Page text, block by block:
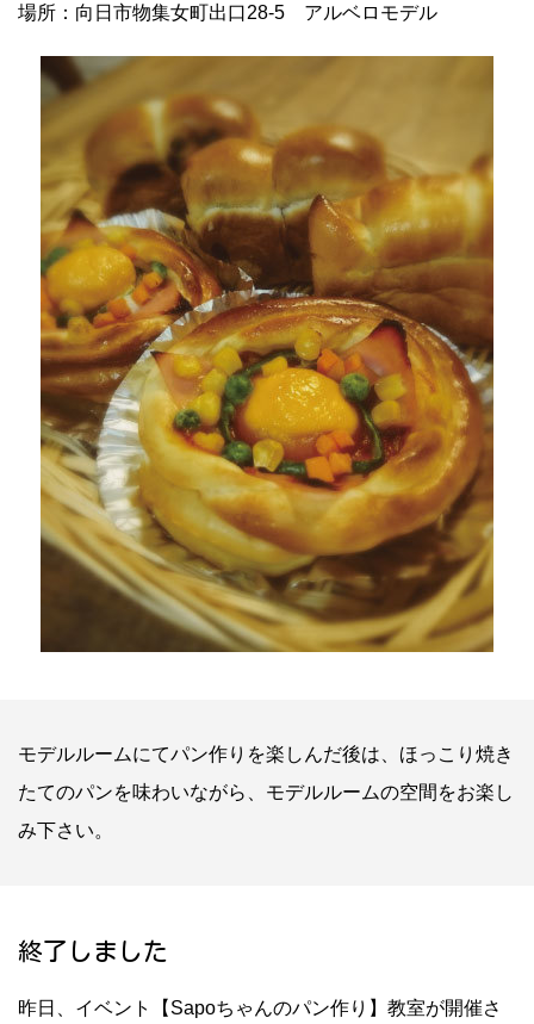
場所：向日市物集女町出口28-5 アルベロモデル
モデルルームにてパン作りを楽しんだ後は、ほっこり焼き
たてのパンを味わいながら、モデルルームの空間をお楽し
み下さい。
終了しました
昨日、イベント【Sapoちゃんのパン作り】教室が開催さ